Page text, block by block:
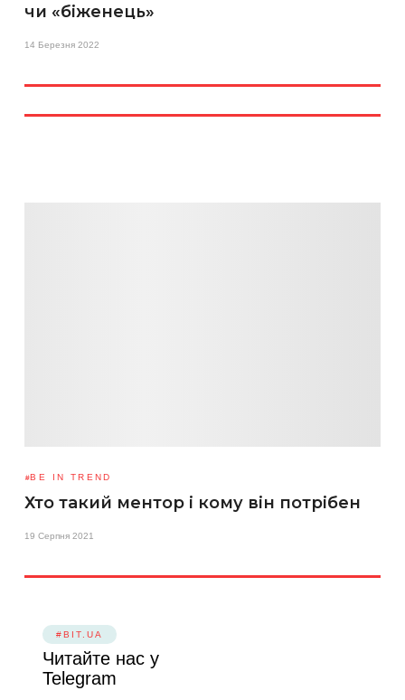
чи «біженець»
14 Березня 2022
BE IN TREND
Хто такий ментор і кому він потрібен
19 Серпня 2021
#BIT.UA
Читайте нас у
Telegram